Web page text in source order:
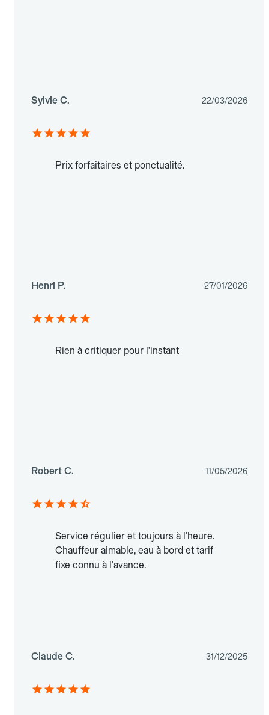
Sylvie C. 22/03/2026
Prix forfaitaires et ponctualité.
Henri P. 27/01/2026
Rien à critiquer pour l'instant
Robert C. 11/05/2026
Service régulier et toujours à l'heure.
Chauffeur aimable, eau à bord et tarif
fixe connu à l'avance.
Claude C. 31/12/2025